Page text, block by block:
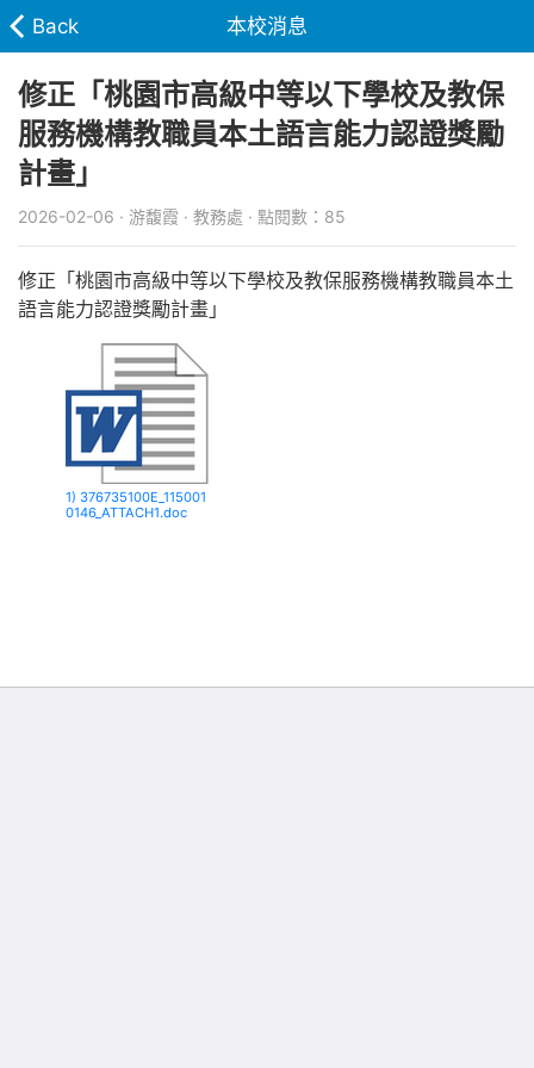
Back 本校消息
修正「桃園市高級中等以下學校及教保
服務機構教職員本土語言能力認證獎勵
計畫」
2026-02-06 · 游馥霞 · 教務處 · 點閱數：85
修正「桃園市高級中等以下學校及教保服務機構教職員本土
語言能力認證獎勵計畫」
1) 376735100E_115001
0146_ATTACH1.doc